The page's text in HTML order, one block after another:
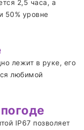
2,5 часа, а
50% уровне
лежит в руке, его
любимой
IP67 позволяет